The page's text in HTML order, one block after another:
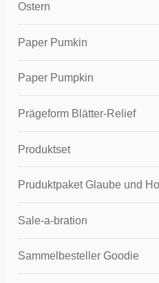
Ostern
Paper Pumkin
Paper Pumpkin
Prägeform Blätter-Relief
Produktset
Pruduktpaket Glaube und
Sale-a-bration
Sammelbesteller Goodie